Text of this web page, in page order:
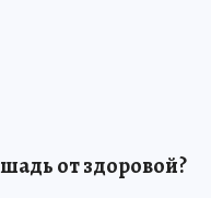
от здоровой?